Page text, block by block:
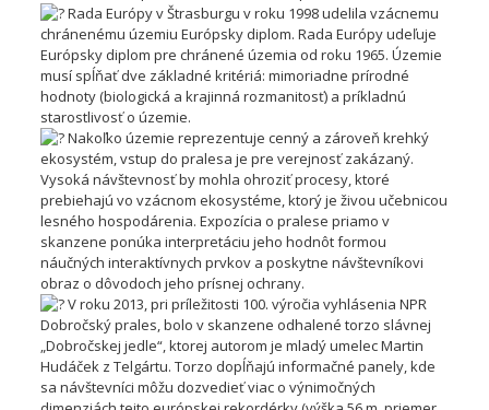
Rada Európy v Štrasburgu v roku 1998 udelila vzácnemu
chránenému územiu Európsky diplom. Rada Európy udeľuje
Európsky diplom pre chránené územia od roku 1965. Územie
musí spĺňať dve základné kritériá: mimoriadne prírodné
hodnoty (biologická a krajinná rozmanitosť) a príkladnú
starostlivosť o územie.
Nakoľko územie reprezentuje cenný a zároveň krehký
ekosystém, vstup do pralesa je pre verejnosť zakázaný.
Vysoká návštevnosť by mohla ohroziť procesy, ktoré
prebiehajú vo vzácnom ekosystéme, ktorý je živou učebnicou
lesného hospodárenia. Expozícia o pralese priamo v
skanzene ponúka interpretáciu jeho hodnôt formou
náučných interaktívnych prvkov a poskytne návštevníkovi
obraz o dôvodoch jeho prísnej ochrany.
V roku 2013, pri príležitosti 100. výročia vyhlásenia NPR
Dobročský prales, bolo v skanzene odhalené torzo slávnej
„Dobročskej jedle“, ktorej autorom je mladý umelec Martin
Hudáček z Telgártu. Torzo dopĺňajú informačné panely, kde
sa návštevníci môžu dozvedieť viac o výnimočných